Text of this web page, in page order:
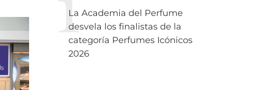
La Academia del Perfume
desvela los finalistas de la
categoría Perfumes Icónicos
2026